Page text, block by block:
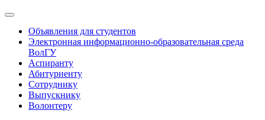
Объявления для студентов
Электронная информационно-образовательная среда
ВолГУ
Аспиранту
Абитуриенту
Сотруднику
Выпускнику
Волонтеру